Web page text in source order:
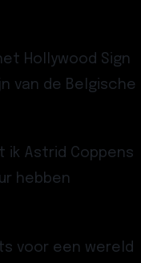
Hollywood Sign
van de Belgische
ik Astrid Coppens
hebben
voor een wereld